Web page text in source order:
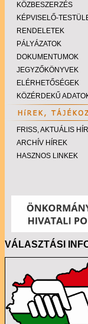
KÖZBESZERZÉS
KÉPVISELŐ-
RENDELETEK
PÁLYÁZATOK
DOKUMENTUMOK
JEGYZŐKÖNYVEK
ELÉRHETŐSÉGEK
KÖZÉRDEKŰ
FRISS, AKTUÁLIS
ARCHÍV HÍREK
HASZNOS LINKEK
VÁLASZTÁSI